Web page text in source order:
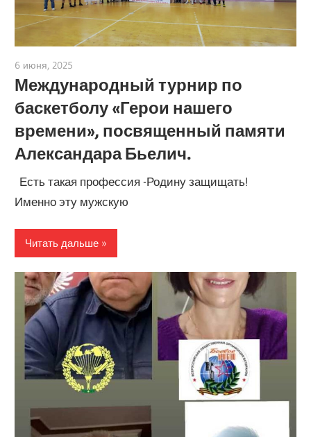
6 июня, 2025
Международный турнир по
баскетболу «Герои нашего
времени», посвященный памяти
Александара Бьелич.
Есть такая профессия -Родину защищать!
Именно эту мужскую
Читать дальше